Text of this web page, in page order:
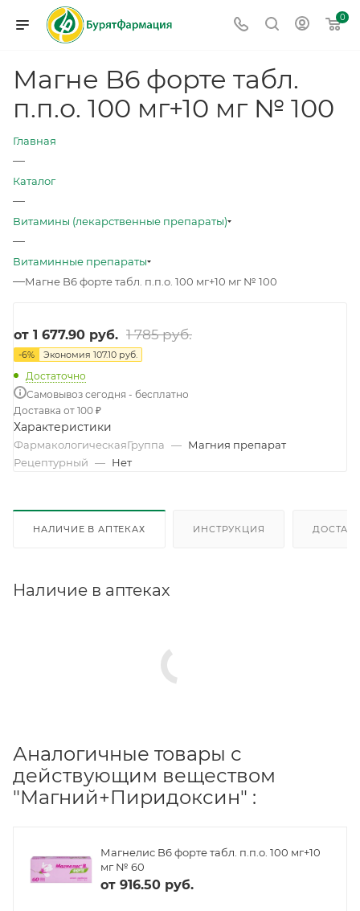
0
Магне B6 форте табл.
п.п.о. 100 мг+10 мг № 100
Главная
—
Каталог
—
Витамины (лекарственные препараты)
—
Витаминные препараты
—Магне B6 форте табл. п.п.о. 100 мг+10 мг № 100
от 1 677.90 руб. 1 785 руб.
-6% Экономия 107.10 руб.
Достаточно
Самовывоз сегодня - бесплатно
Доставка от 100 ₽
Характеристики
ФармакологическаяГруппа — Магния препарат
Рецептурный — Нет
НАЛИЧИЕ В АПТЕКАХ ИНСТРУКЦИЯ
Наличие в аптеках
Аналогичные товары с
действующим веществом
"Магний+Пиридоксин" :
Магнелис B6 форте табл. п.п.о. 100 мг+10
мг № 60
от 916.50 руб.